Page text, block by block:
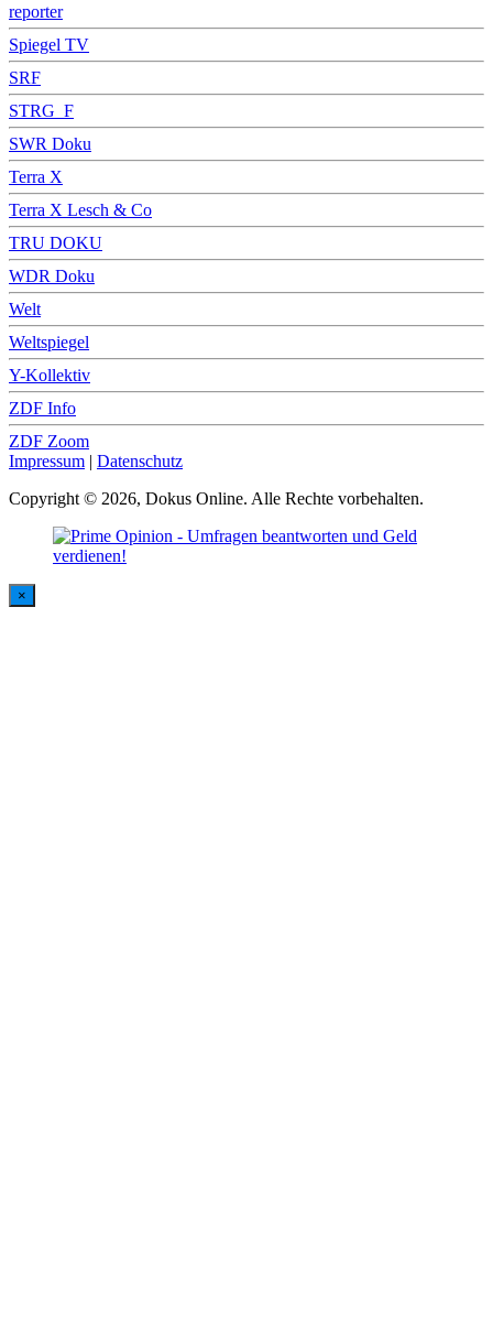
reporter
Spiegel TV
SRF
STRG_F
SWR Doku
Terra X
Terra X Lesch & Co
TRU DOKU
WDR Doku
Welt
Weltspiegel
Y-Kollektiv
ZDF Info
ZDF Zoom
Impressum | Datenschutz
Copyright © 2026, Dokus Online. Alle Rechte vorbehalten.
×